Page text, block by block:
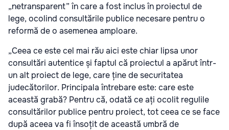
„netransparent” în care a fost inclus în proiectul de
lege, ocolind consultările publice necesare pentru o
reformă de o asemenea amploare.
„Ceea ce este cel mai rău aici este chiar lipsa unor
consultări autentice și faptul că proiectul a apărut într-
un alt proiect de lege, care ține de securitatea
judecătorilor. Principala întrebare este: care este
această grabă? Pentru că, odată ce ați ocolit regulile
consultărilor publice pentru proiect, tot ceea ce se face
după aceea va fi însoțit de această umbră de